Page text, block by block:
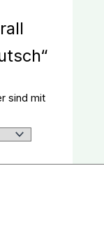
sind mit